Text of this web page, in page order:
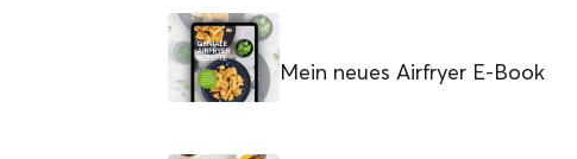
Mein neues Airfryer E-Book